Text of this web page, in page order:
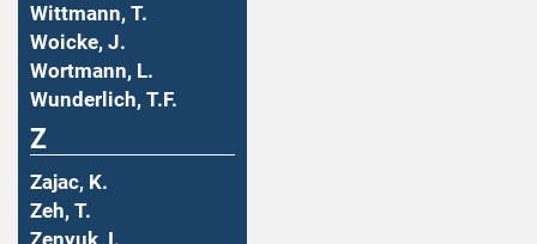
Wittmann, T.
Woicke, J.
Wortmann, L.
Wunderlich, T.F.
Z
Zajac, K.
Zeh, T.
Zenyuk, I.